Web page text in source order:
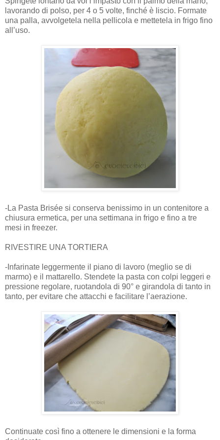
lavorando di polso, per 4 o 5 volte, finché è liscio. Formate
una palla, avvolgetela nella pellicola e mettetela in frigo fino
all’uso.
-La Pasta Brisée si conserva benissimo in un contenitore a
chiusura ermetica, per una settimana in frigo e fino a tre
mesi in freezer.
RIVESTIRE UNA TORTIERA
-Infarinate leggermente il piano di lavoro (meglio se di
marmo) e il mattarello. Stendete la pasta con colpi leggeri e
pressione regolare, ruotandola di 90° e girandola di tanto in
tanto, per evitare che attacchi e facilitare l’aerazione.
Continuate così fino a ottenere le dimensioni e la forma